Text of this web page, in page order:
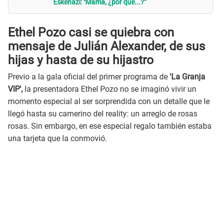
Eskenazi: "Mamá, ¿por qué...?"
Ethel Pozo casi se quiebra con
mensaje deJulián Alexander, de sus
hijas y hasta de su hijastro
Previo a la gala oficial del primer programa de 'La Granja
VIP', la presentadora Ethel Pozo no se imaginó vivir un
momento especial al ser sorprendida con un detalle que le
llegó hasta su camerino del reality: un arreglo de rosas
rosas. Sin embargo, en ese especial regalo también estaba
una tarjeta que la conmovió.